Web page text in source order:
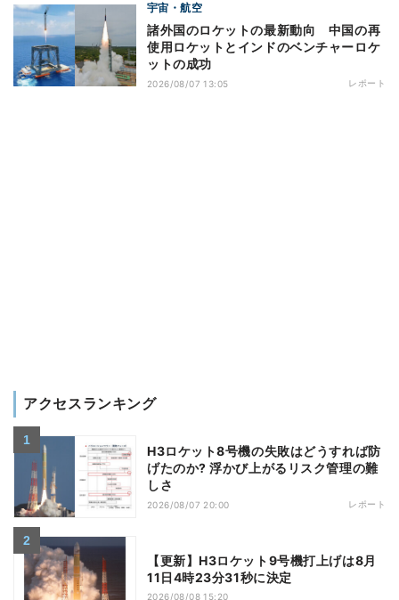
宇宙・航空
諸外国のロケットの最新動向 中国の再
使用ロケットとインドのベンチャーロケ
ットの成功
2026/08/07 13:05 レポート
アクセスランキング
H3ロケット8号機の失敗はどうすれば防
げたのか? 浮かび上がるリスク管理の難
しさ
2026/08/07 20:00 レポート
【更新】H3ロケット9号機打上げは8月
11日4時23分31秒に決定
2026/08/08 15:20